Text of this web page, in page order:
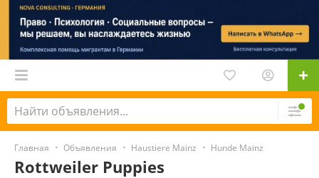
Главная Объявления Haustiere Mainz Hunde Mainz
Rottweiler Puppies